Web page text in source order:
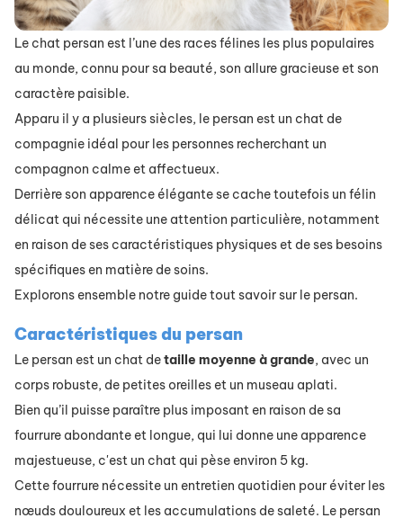
Le chat persan est l’une des races félines les plus populaires
au monde, connu pour sa beauté, son allure gracieuse et son
caractère paisible.
Apparu il y a plusieurs siècles, le persan est un chat de
compagnie idéal pour les personnes recherchant un
compagnon calme et affectueux.
Derrière son apparence élégante se cache toutefois un félin
délicat qui nécessite une attention particulière, notamment
en raison de ses caractéristiques physiques et de ses besoins
spécifiques en matière de soins.
Explorons ensemble notre guide tout savoir sur le persan.
Caractéristiques du persan
Le persan est un chat detaille moyenne à grande, avec un
corps robuste, de petites oreilles et un museau aplati.
Bien qu’il puisse paraître plus imposant en raison de sa
fourrure abondante et longue, qui lui donne une apparence
majestueuse, c'est un chat qui pèse environ 5 kg.
Cette fourrure nécessite un entretien quotidien pour éviter les
nœuds douloureux et les accumulations de saleté. Le persan